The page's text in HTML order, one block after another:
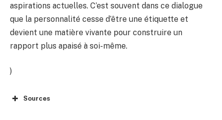
aspirations actuelles. C’est souvent dans ce dialogue
que la personnalité cesse d’être une étiquette et
devient une matière vivante pour construire un
rapport plus apaisé à soi-même.
)
Sources